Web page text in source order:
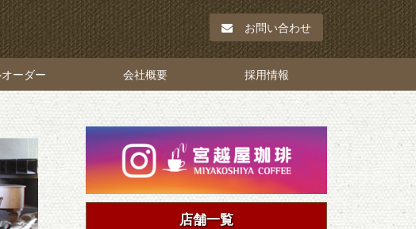
お問い合わせ
オーダー 会社概要 採用情報
店舗一覧